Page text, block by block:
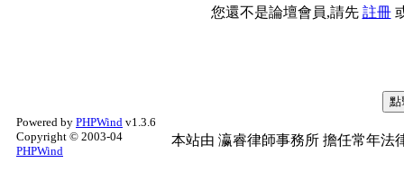
您還不是論壇會員,請先 註冊
Powered by PHPWind v1.3.6
Copyright © 2003-04
PHPWind
本站由 瀛睿律師事務所 擔任常年法